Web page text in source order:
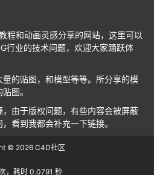
程和动画灵感分享的网站，这里可以
行业的技术问题，欢迎大家踊跃体
的贴图，和模型等等。所分享的模
图。
由于版权问题，有些内容会被屏蔽
看到我都会补充一下链接。
© 2026 C4D社区
，耗时 0.0791 秒